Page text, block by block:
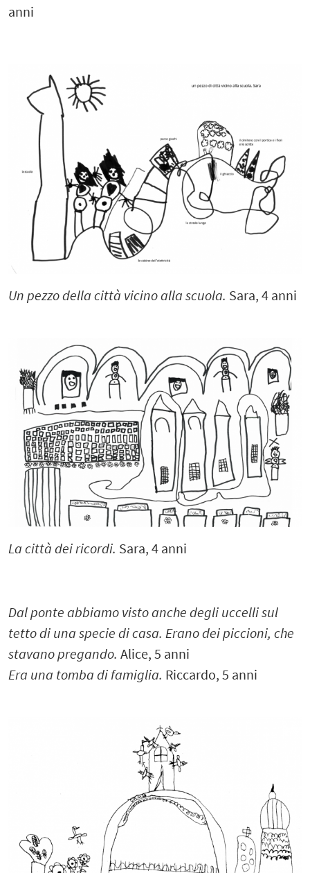
anni
Un pezzo della città vicino alla scuola. Sara, 4 anni
La città dei ricordi. Sara, 4 anni
Dal ponte abbiamo visto anche degli uccelli sul
tetto di una specie di casa. Erano dei piccioni, che
stavano pregando. Alice, 5 anni
Era una tomba di famiglia. Riccardo, 5 anni